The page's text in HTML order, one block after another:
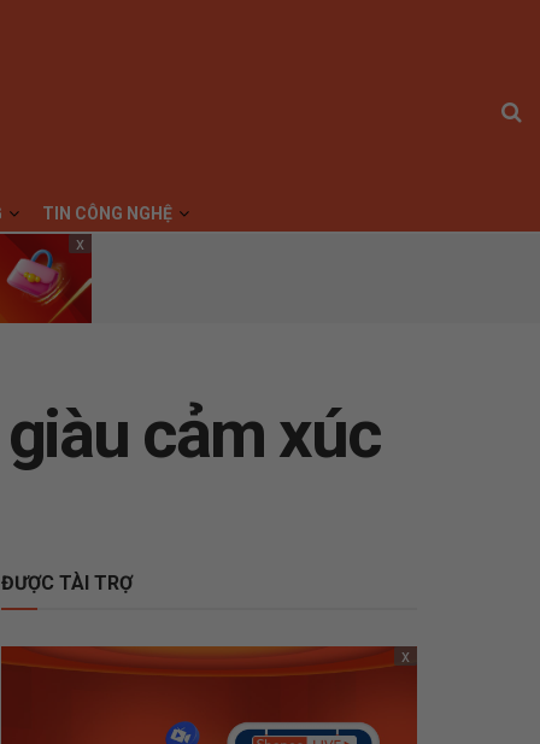
TIN CÔNG NGHỆ
x
cảm xúc
ĐƯỢC TÀI TRỢ
x